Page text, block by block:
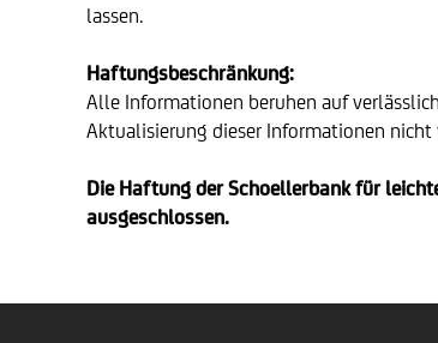
lassen.
Haftungsbeschränkung:
Alle Informationen beruhen auf
Aktualisierung dieser Informationen
Die Haftung der Schoellerbank für
ausgeschlossen.